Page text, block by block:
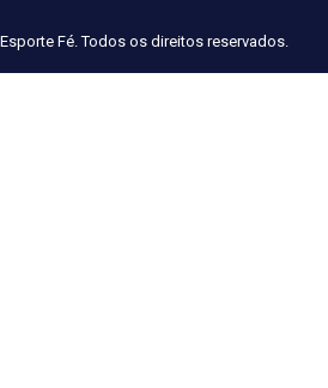
Fé. Todos os direitos reservados.